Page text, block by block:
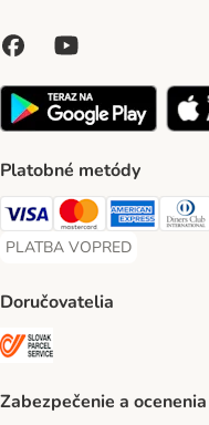
Platobné metódy
Visa Payment Method
Mastercard Payment
American
PLATBA VOPRED
PLATBA VOPRED Payment
Doručovatelia
Zabezpečenie a ocenenia